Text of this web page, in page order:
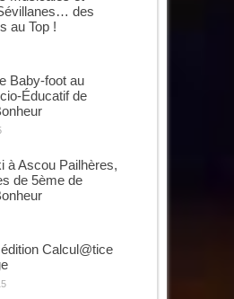
des
au Top !
Baby-foot au
Éducatif de
à Ascou Pailhères,
de 5ème de
Calcul@tice